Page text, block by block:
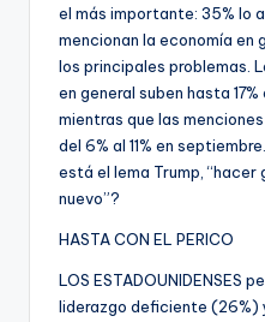
el más importante: 35% lo
mencionan la economía en
los principales problemas.
en general suben hasta
mientras que las
del 6% al 11% en
está el lema Trump, “hacer
nuevo”?
HASTA CON EL PERICO
LOS ESTADOUNIDENSES
liderazgo deficiente (26%)